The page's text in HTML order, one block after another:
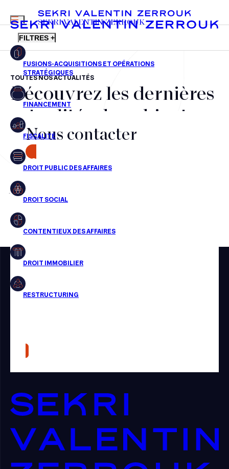
FR EN
MENU
SEKRI VALENTIN ZERROUK
FILTRES +
Fusions-acquisitions et opérations stratégiques
Financement
Fiscalité
Droit public des affaires
Droit social
Droit immobilier
Restructuring
Presse
TOUTES NOS ACTUALITÉS
Découvrez les dernières
actualités du cabinet,
nos récompenses et nos
transactions, jour après
jour
Aucun résultats pour cette recherche
Nous contacter